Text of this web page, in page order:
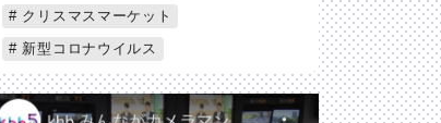
クリスマスマーケット
新型コロナウイルス